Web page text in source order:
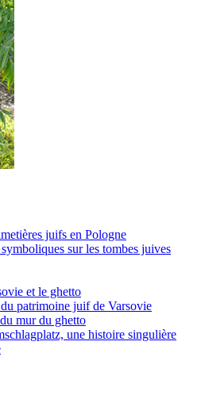
juifs en Pologne
sur les tombes juives
et le ghetto
patrimoine juif de Varsovie
mur du ghetto
une histoire singulière